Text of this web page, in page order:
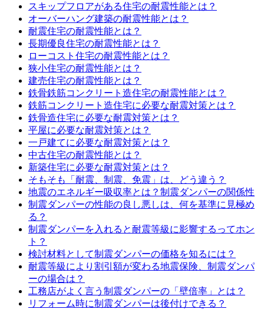
スキップフロアがある住宅の耐震性能とは？
オーバーハング建築の耐震性能とは？
耐震住宅の耐震性能とは？
長期優良住宅の耐震性能とは？
ローコスト住宅の耐震性能とは？
狭小住宅の耐震性能とは？
建売住宅の耐震性能とは？
鉄骨鉄筋コンクリート造住宅の耐震性能とは？
鉄筋コンクリート造住宅に必要な耐震対策とは？
鉄骨造住宅に必要な耐震対策とは？
平屋に必要な耐震対策とは？
一戸建てに必要な耐震対策とは？
中古住宅の耐震性能とは？
新築住宅に必要な耐震対策とは？
そもそも「耐震、制震、免震」は、どう違う？
地震のエネルギー吸収率とは？制震ダンパーの関係性
制震ダンパーの性能の良し悪しは、何を基準に見極め
る？
制震ダンパーを入れると耐震等級に影響するってホン
ト？
検討材料として制震ダンパーの価格を知るには？
耐震等級により割引額が変わる地震保険、制震ダンパ
ーの場合は？
工務店がよく言う制震ダンパーの「壁倍率」とは？
リフォーム時に制震ダンパーは後付けできる？